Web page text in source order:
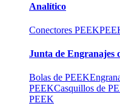
Analítico
Conectores PEEK
Junta de Engranajes
Bolas de PEEK
PEEKCasquillos de
PEEK